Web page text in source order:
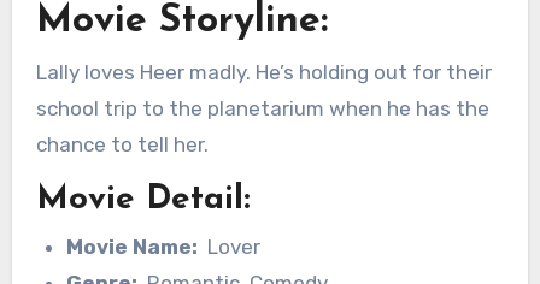
Movie Storyline:
Lally loves Heer madly. He’s holding out for their
school trip to the planetarium when he has the
chance to tell her.
Movie Detail:
Movie Name: Lover